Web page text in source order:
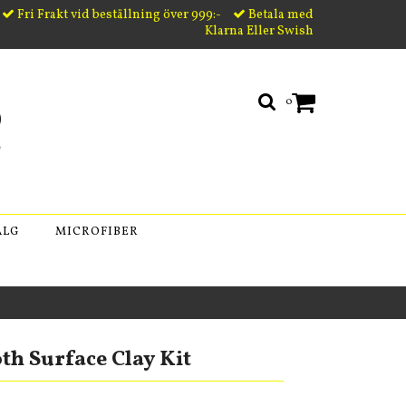
Fri Frakt vid beställning över 999:-
Betala med
Klarna Eller Swish
0
MICROFIBER
Surface Clay Kit